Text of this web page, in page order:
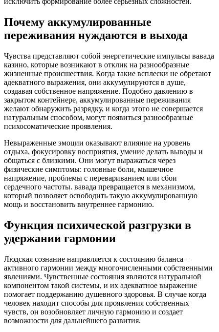
Почему аккумулированные
переживания нуждаются в выхода
Чувства представляют собой энергетические импульсы вавада
казино, которые возникают в отклик на разнообразные
жизненные происшествия. Когда такие всплески не обретают
адекватного выражения, они аккумулируются в душе,
создавая собственное напряжение. Подобно давлению в
закрытом контейнере, аккумулированные переживания
желают обнаружить разрядку, и когда этого не совершается
натуральным способом, могут появиться разнообразные
психосоматические проявления.
Невыраженные эмоции оказывают влияние на уровень
отдыха, фокусировку восприятия, умение делать выводы и
общаться с близкими. Они могут выражаться через
физические симптомы: головные боли, мышечное
напряжение, проблемы с перевариванием или сбои
сердечного частоты. вавада превращается в механизмом,
который позволяет освободить такую аккумулированную
мощь и восстановить внутреннее гармонию.
Функция психической разгрузки в
удержании гармонии
Людская сознание направляется к состоянию баланса –
активного гармонии между многочисленными собственными
явлениями. Чувственные состояния являются натуральной
компонентом такой системы, и их адекватное выражение
помогает поддержанию душевного здоровья. В случае когда
человек находит способы для проявления собственных
чувств, он возобновляет личную гармонию и создает
возможности для дальнейшего развития.